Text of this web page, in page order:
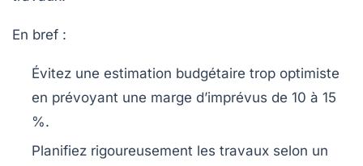
En bref :
Évitez une estimation budgétaire trop optimiste
en prévoyant une marge d’imprévus de 10 à 15
%.
Planifiez rigoureusement les travaux selon un